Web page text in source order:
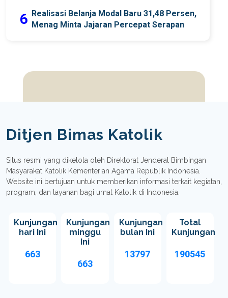
6 Realisasi Belanja Modal Baru 31,48 Persen,
Menag Minta Jajaran Percepat Serapan
Ditjen Bimas Katolik
Situs resmi yang dikelola oleh Direktorat Jenderal Bimbingan
Masyarakat Katolik Kementerian Agama Republik Indonesia.
Website ini bertujuan untuk memberikan informasi terkait kegiatan,
program, dan layanan bagi umat Katolik di Indonesia.
Kunjungan
hari Ini
663
Kunjungan
minggu
Ini
663
Kunjungan
bulan Ini
13797
Total
Kunjungan
190545